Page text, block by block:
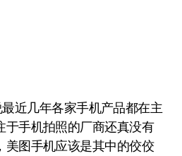
近几年各家手机产品都在主
于手机拍照的厂商还真没有
美图手机应该是其中的佼佼